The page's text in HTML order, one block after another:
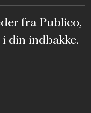
fra Publico,
din indbakke.